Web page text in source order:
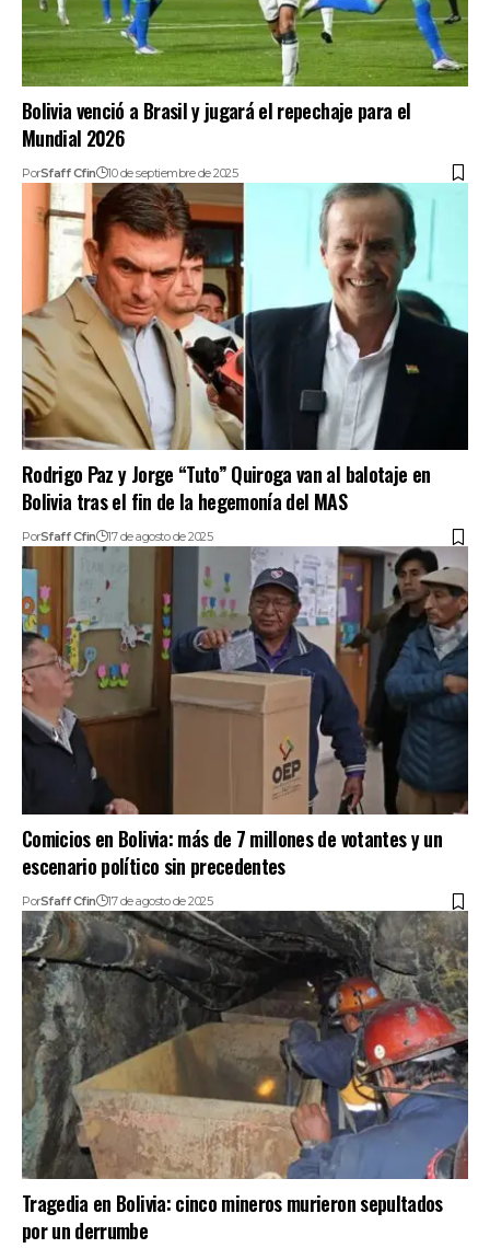
Bolivia venció a Brasil y jugará el repechaje para el
Mundial 2026
PorSfaff Cfin 10 de septiembre de 2025
Rodrigo Paz y Jorge “Tuto” Quiroga van al balotaje en
Bolivia tras el fin de la hegemonía del MAS
PorSfaff Cfin 17 de agosto de 2025
Comicios en Bolivia: más de 7 millones de votantes y un
escenario político sin precedentes
PorSfaff Cfin 17 de agosto de 2025
Tragedia en Bolivia: cinco mineros murieron sepultados
por un derrumbe